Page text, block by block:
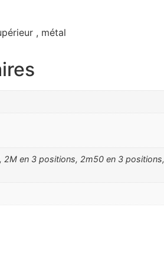
, métal
2M en 3 positions, 2m50 en 3